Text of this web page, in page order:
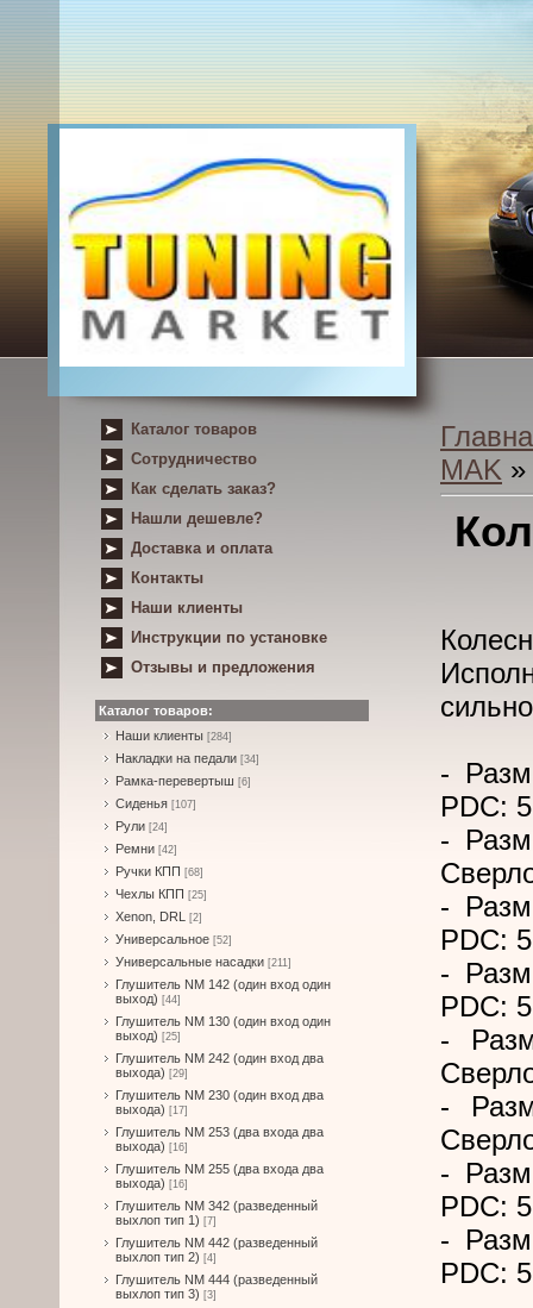
Каталог товаров
Сотрудничество
Как сделать заказ?
Нашли дешевле?
Доставка и оплата
Контакты
Наши клиенты
Инструкции по установке
Отзывы и предложения
Каталог товаров:
Наши клиенты [284]
Накладки на педали [34]
Рамка-перевертыш [6]
Сиденья [107]
Рули [24]
Ремни [42]
Ручки КПП [68]
Чехлы КПП [25]
Xenon, DRL [2]
Универсальное [52]
Универсальные насадки [211]
Глушитель NM 142 (один вход один
выход) [44]
Глушитель NM 130 (один вход один
выход) [25]
Глушитель NM 242 (один вход два
выхода) [29]
Глушитель NM 230 (один вход два
выхода) [17]
Глушитель NM 253 (два входа два
выхода) [16]
Глушитель NM 255 (два входа два
выхода) [16]
Глушитель NM 342 (разведенный
выхлоп тип 1) [7]
Глушитель NM 442 (разведенный
выхлоп тип 2) [4]
Глушитель NM 444 (разведенный
выхлоп тип 3) [3]
MAK »
-
PDC:
-
-
PDC:
-
PDC:
-
-
-
PDC:
-
PDC: